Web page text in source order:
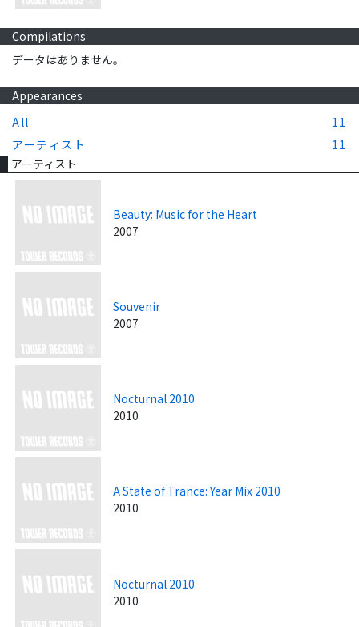
Compilations
データはありません。
Appearances
All
11
アーティスト
11
アーティスト
Beauty: Music for the Heart
2007
Souvenir
2007
Nocturnal 2010
2010
A State of Trance: Year Mix 2010
2010
Nocturnal 2010
2010